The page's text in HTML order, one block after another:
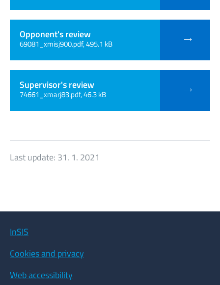
Opponent's review
69081_xmisj900.pdf, 495.1 kB
Supervisor's review
74661_xmarj83.pdf, 46.3 kB
Last update: 31. 1. 2021
InSIS
Cookies and privacy
Web accessibility